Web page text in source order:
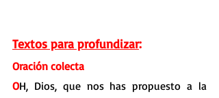
Textos para profundizar:
Oración colecta
OH, Dios, que nos has propuesto a la